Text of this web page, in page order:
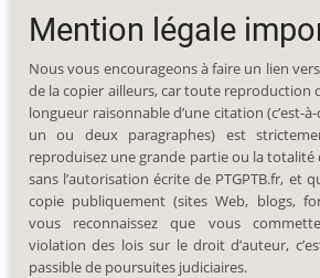
Mention légale
Nous vous encourageons à faire un lien
de la copier ailleurs, car toute reproduction
longueur raisonnable d’une citation (c’est-
un ou deux paragraphes) est
reproduisez une grande partie ou la
sans l’autorisation écrite de PTGPTB.fr, et
copie publiquement (sites Web, blogs,
vous reconnaissez que vous
violation des lois sur le droit d’auteur,
passible de poursuites judiciaires.